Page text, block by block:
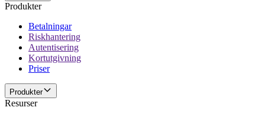
Produkter
Betalningar
Riskhantering
Autentisering
Kortutgivning
Priser
Produkter
Resurser